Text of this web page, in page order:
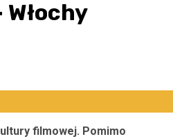
filmowej. Pomimo